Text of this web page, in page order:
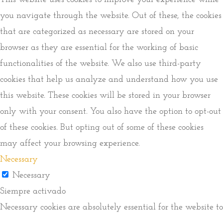
you navigate through the website. Out of these, the cookies
that are categorized as necessary are stored on your
browser as they are essential for the working of basic
functionalities of the website. We also use third-party
cookies that help us analyze and understand how you use
this website. These cookies will be stored in your browser
only with your consent. You also have the option to opt-out
of these cookies. But opting out of some of these cookies
may affect your browsing experience.
Necessary
Necessary
Siempre activado
Necessary cookies are absolutely essential for the website to